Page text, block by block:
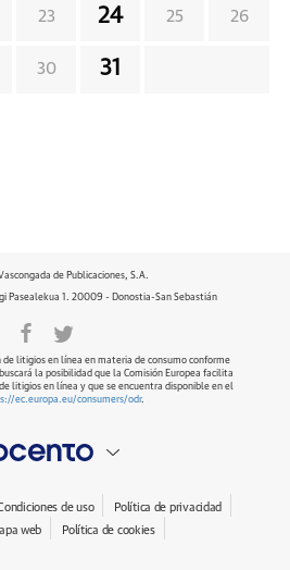
23 24 25 26
30 31
de Publicaciones, S.A.
Pasealekua 1. 20009 - Donostia-San Sebastián
de litigios en línea en materia de consumo conforme
la posibilidad que la Comisión Europea facilita
litigios en línea y que se encuentra disponible en el
ec.europa.eu/consumers/odr.
de uso
Política de privacidad
web Política de cookies